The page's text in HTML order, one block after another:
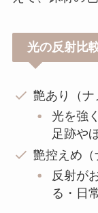
光の反射比
艶あり（ナ
光を強
足跡や
艶控えめ（
反射が
る・日